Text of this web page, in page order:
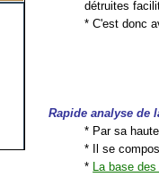
détruites
* C'est donc
Rapide analyse de
* Par sa
* Il se
* La base